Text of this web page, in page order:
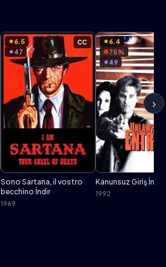
CC
6.5
47
Sono Sartana, il vostro
becchino İndir
1969
6.4
75%
49
Kanunsuz Giriş İndir
1992
›